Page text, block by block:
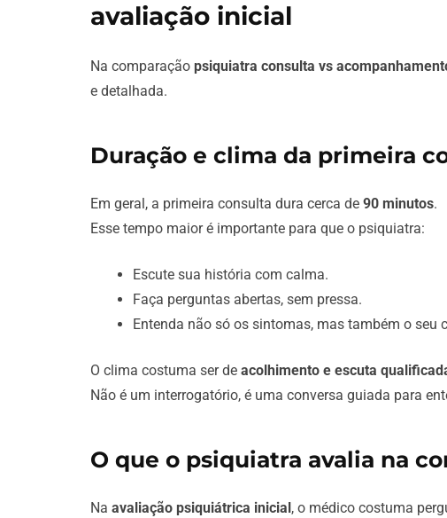
avaliação inicial
Na comparação psiquiatra consulta vs
e detalhada.
Duração e clima da primeira
Em geral, a primeira consulta dura cerca de 90 minutos.
Esse tempo maior é importante para que o psiquiatra:
Escute sua história com calma.
Faça perguntas abertas, sem pressa.
Entenda não só os sintomas, mas também o seu
O clima costuma ser de acolhimento e escuta
Não é um interrogatório, é uma conversa guiada para
O que o psiquiatra avalia na
Na avaliação psiquiátrica inicial , o médico costuma